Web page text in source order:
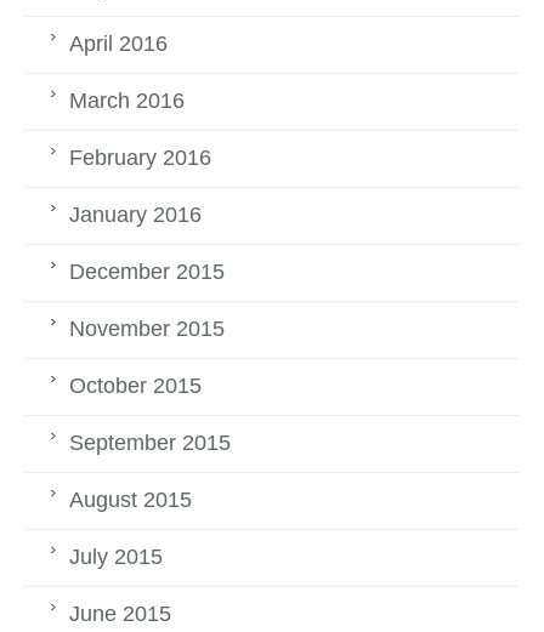
April 2016
March 2016
February 2016
January 2016
December 2015
November 2015
October 2015
September 2015
August 2015
July 2015
June 2015